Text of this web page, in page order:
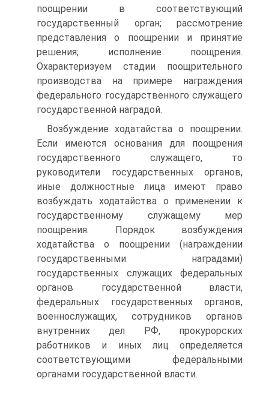
поощрении в соответствующий
государственный орган; рассмотрение
представления о поощрении и принятие
решения; исполнение поощрения.
Охарактеризуем стадии поощрительного
производства на примере награждения
федерального государственного служащего
государственной наградой.
Возбуждение ходатайства о поощрении.
Если имеются основания для поощрения
государственного служащего, то
руководители государственных органов,
иные должностные лица имеют право
возбуждать ходатайства о применении к
государственному служащему мер
поощрения. Порядок возбуждения
ходатайства о поощрении (награждении
государственными наградами)
государственных служащих федеральных
органов государственной власти,
федеральных государственных органов,
военнослужащих, сотрудников органов
внутренних дел РФ, прокурорских
работников и иных лиц определяется
соответствующими федеральными
органами государственной власти.